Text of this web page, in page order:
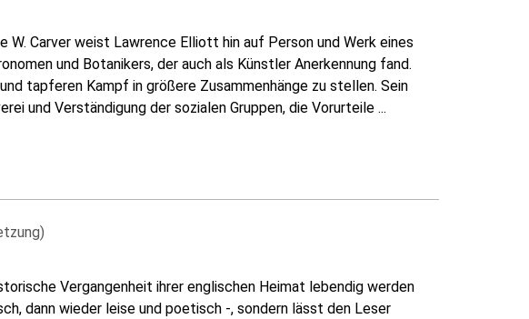
W. Carver weist Lawrence Elliott hin auf Person und Werk eines
und Botanikers, der auch als Künstler Anerkennung fand.
tapferen Kampf in größere Zusammenhänge zu stellen. Sein
und Verständigung der sozialen Gruppen, die Vorurteile ...
Vergangenheit ihrer englischen Heimat lebendig werden
dann wieder leise und poetisch -, sondern lässt den Leser